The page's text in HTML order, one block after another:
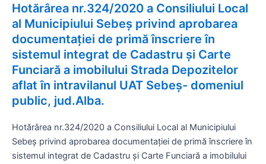
Hotărârea nr.324/2020 a Consiliului Local
al Municipiului Sebeș privind aprobarea
documentației de primă înscriere în
sistemul integrat de Cadastru și Carte
Funciară a imobilului Strada Depozitelor
aflat în intravilanul UAT Sebeș- domeniul
public, jud.Alba.
Hotărârea nr.324/2020 a Consiliului Local al Municipiului
Sebeș privind aprobarea documentației de primă înscriere în
sistemul integrat de Cadastru și Carte Funciară a imobilului